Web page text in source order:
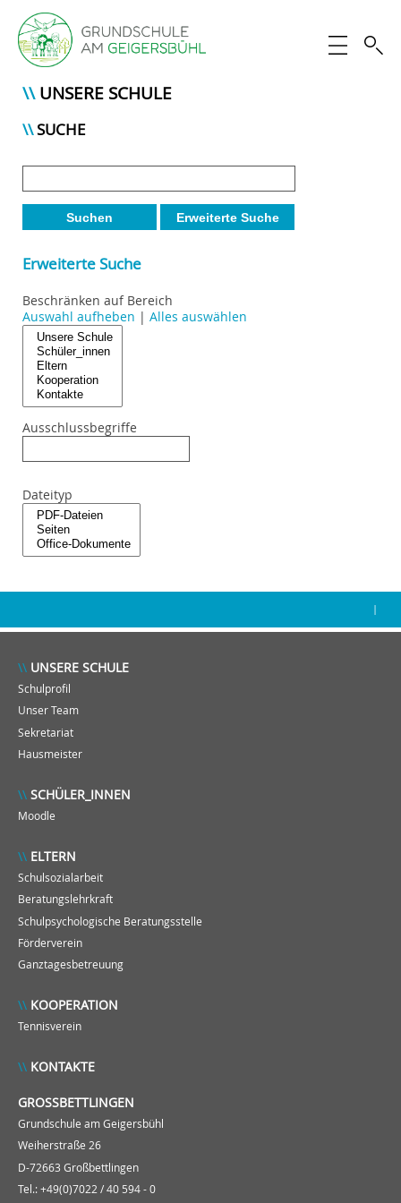
UNSERE SCHULE
SUCHE
Suchen Erweiterte Suche
Erweiterte Suche
Beschränken auf Bereich
Auswahl aufheben | Alles auswählen
Ausschlussbegriffe
Dateityp
|
UNSERE SCHULE
Schulprofil
Unser Team
Sekretariat
Hausmeister
SCHÜLER_INNEN
Moodle
ELTERN
Schulsozialarbeit
Beratungslehrkraft
Schulpsychologische Beratungsstelle
Förderverein
Ganztagesbetreuung
KOOPERATION
Tennisverein
KONTAKTE
GROSSBETTLINGEN
Grundschule am Geigersbühl
Weiherstraße 26
D-72663 Großbettlingen
Tel.: +49(0)7022 / 40 594 - 0